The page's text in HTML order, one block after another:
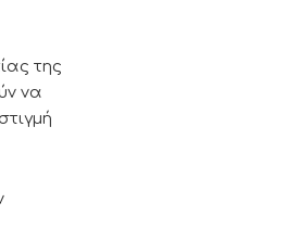
της
να